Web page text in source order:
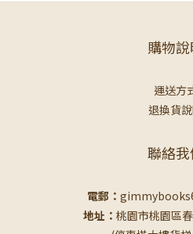
購物
運送方
退換貨
聯絡我
電郵：
地址： 桃園市桃園區